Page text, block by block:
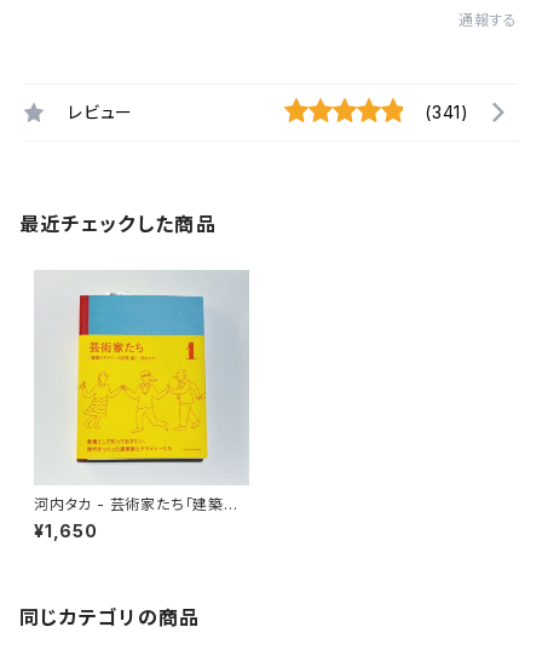
通報する
レビュー (341)
最近チェックした商品
河内タカ - 芸術家たち「建築と
デザインの巨匠 編」
¥1,650
同じカテゴリの商品